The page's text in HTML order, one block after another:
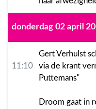
donderdag 02 april
11:10
Gert Verhulst
via de krant
Puttemans"
Droom gaat in